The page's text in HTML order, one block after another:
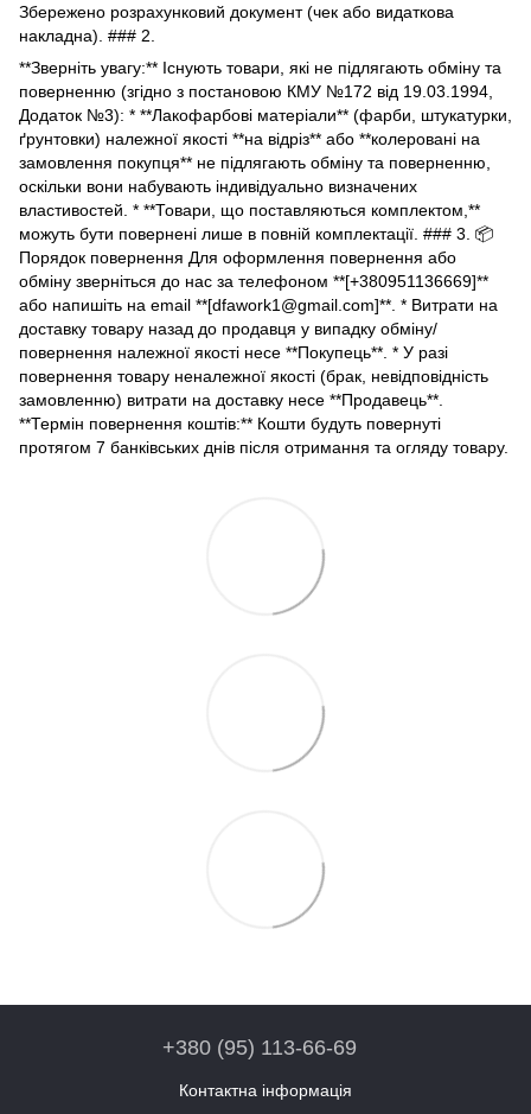
Збережено розрахунковий документ (чек або видаткова
накладна). ### 2.
**Зверніть увагу:** Існують товари, які не підлягають обміну та
поверненню (згідно з постановою КМУ №172 від 19.03.1994,
Додаток №3): * **Лакофарбові матеріали** (фарби, штукатурки,
ґрунтовки) належної якості **на відріз** або **колеровані на
замовлення покупця** не підлягають обміну та поверненню,
оскільки вони набувають індивідуально визначених
властивостей. * **Товари, що поставляються комплектом,**
можуть бути повернені лише в повній комплектації. ### 3. 📦
Порядок повернення Для оформлення повернення або
обміну зверніться до нас за телефоном **[+380951136669]**
або напишіть на email **[dfawork1@gmail.com]**. * Витрати на
доставку товару назад до продавця у випадку обміну/
повернення належної якості несе **Покупець**. * У разі
повернення товару неналежної якості (брак, невідповідність
замовленню) витрати на доставку несе **Продавець**.
**Термін повернення коштів:** Кошти будуть повернуті
протягом 7 банківських днів після отримання та огляду товару.
+380 (95) 113-66-69
Контактна інформація